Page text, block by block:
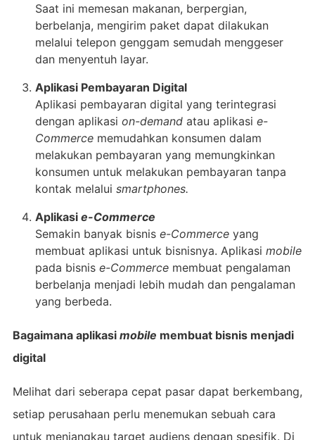
Saat ini memesan makanan, berpergian,
berbelanja, mengirim paket dapat dilakukan
melalui telepon genggam semudah menggeser
dan menyentuh layar.
Aplikasi Pembayaran Digital
Aplikasi pembayaran digital yang terintegrasi
dengan aplikasi on-demandatau aplikasi e-
Commercememudahkan konsumen dalam
melakukan pembayaran yang memungkinkan
konsumen untuk melakukan pembayaran tanpa
kontak melalui smartphones.
Aplikasi e-Commerce
Semakin banyak bisnis e-Commerceyang
membuat aplikasi untuk bisnisnya. Aplikasi mobile
pada bisnis e-Commercemembuat pengalaman
berbelanja menjadi lebih mudah dan pengalaman
yang berbeda.
Bagaimana aplikasi mobile membuat bisnis menjadi
digital
Melihat dari seberapa cepat pasar dapat berkembang,
setiap perusahaan perlu menemukan sebuah cara
untuk menjangkau target audiens dengan spesifik. Di